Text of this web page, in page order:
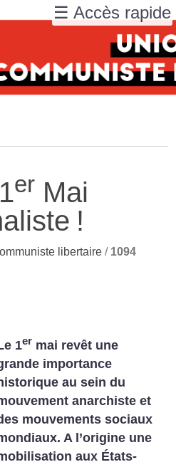
er Mai
!
libertaire / 1094
1er mai revêt une
importance
au sein du
anarchiste et
mouvements sociaux
A l’origine une
aux États-
☰ Accès rapide